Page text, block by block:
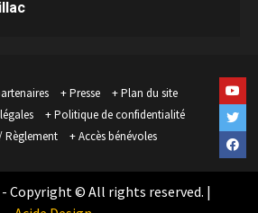
Presse
Plan du site
Politique de confidentialité
Règlement
Accès bénévoles
Copyright © All rights reserved. |